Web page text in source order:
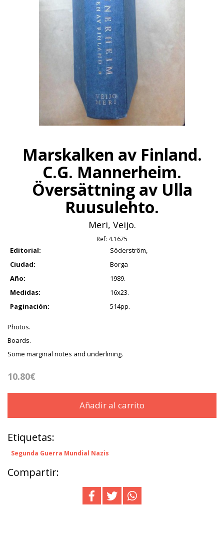
Marskalken av Finland.
C.G. Mannerheim.
Översättning av Ulla
Ruusulehto.
Meri, Veijo.
Ref: 4.1675
Editorial:
Söderström,
Ciudad:
Borga
Año:
1989.
Medidas:
16x23.
Paginación:
514pp.
Photos.
Boards.
Some marginal notes and underlining.
10.80€
Añadir al carrito
Etiquetas:
Segunda Guerra Mundial Nazis
Compartir: